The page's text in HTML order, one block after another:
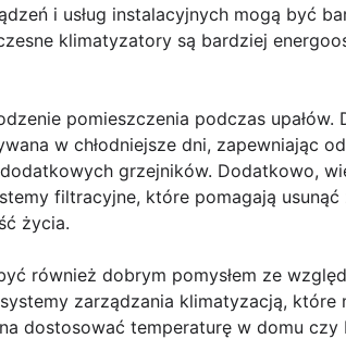
i usług instalacyjnych mogą być
klimatyzatory są bardziej
pomieszczenia podczas
w chłodniejsze dni, zapewniając
grzejników. Dodatkowo,
filtracyjne, które pomagają usunąć
życia.
również dobrym pomysłem ze
zarządzania klimatyzacją, które
dostosować temperaturę w domu